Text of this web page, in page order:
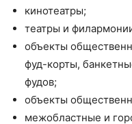
кинотеатры;
театры и
объекты
фуд-корты,
фудов;
объекты
межобластные и